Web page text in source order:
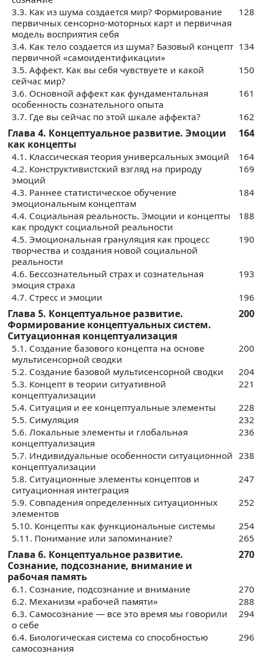
3.3. Как из шума создается мир? Формирование
первичных сенсорно-моторных карт и первичная
модель восприятия себя
128
3.4. Как тело создается из шума? Базовый концепт
первичной «самоидентификации»
134
3.5. Аффект. Как вы себя чувствуете и какой
сейчас мир?
150
3.6. Основной аффект как фундаментальная
особенность сознательного опыта
161
3.7. Где вы сейчас по этой шкале аффекта?
162
Глава 4. Концептуальное развитие. Эмоции
как концепты
164
4.1. Классическая теория универсальных эмоций
164
4.2. Конструктивистский взгляд на природу
эмоций
169
4.3. Раннее статистическое обучение
эмоциональным концептам
184
4.4. Социальная реальность. Эмоции и концепты
как продукт социальной реальности
188
4.5. Эмоциональная грануляция как процесс
творчества и создания новой социальной
реальности
190
4.6. Бессознательный страх и сознательная
эмоция страха
193
4.7. Стресс и эмоции
196
Глава 5. Концептуальное развитие.
Формирование концептуальных систем.
Ситуационная концептуализация
200
5.1. Создание базового концепта на основе
мультисенсорной сводки
200
5.2. Создание базовой мультисенсорной сводки
204
5.3. Концепт в теории ситуативной
концептуализации
221
5.4. Ситуация и ее концептуальные элементы
228
5.5. Симуляция
232
5.6. Локальные элементы и глобальная
концептуализация
236
5.7. Индивидуальные особенности ситуационной
концептуализации
238
5.8. Ситуационные элементы концептов и
ситуационная интеграция
247
5.9. Совпадения определенных ситуационных
элементов
252
5.10. Концепты как функциональные системы
254
5.11. Понимание или запоминание?
265
Глава 6. Концептуальное развитие.
Сознание, подсознание, внимание и
рабочая память
270
6.1. Сознание, подсознание и внимание
270
6.2. Механизм «рабочей памяти»
288
6.3. Самосознание — все это время мы говорили
о себе
294
6.4. Биологическая система со способностью
самосознания
296